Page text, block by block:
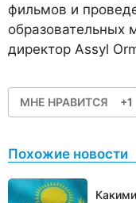
фильмов и
образовательных
директор Assyl
МНЕ НРАВИТСЯ +1
Похожие новости